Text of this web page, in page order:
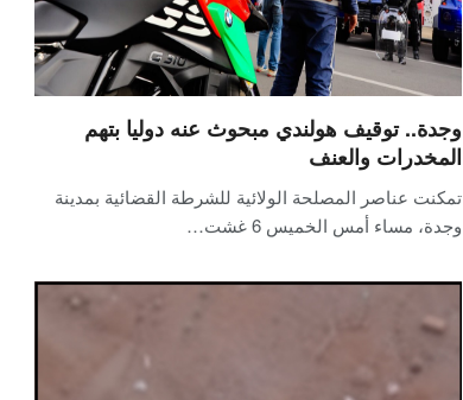
وجدة.. توقيف هولندي مبحوث عنه دوليا بتهم
المخدرات والعنف
تمكنت عناصر المصلحة الولائية للشرطة القضائية بمدينة
وجدة، مساء أمس الخميس 6 غشت…